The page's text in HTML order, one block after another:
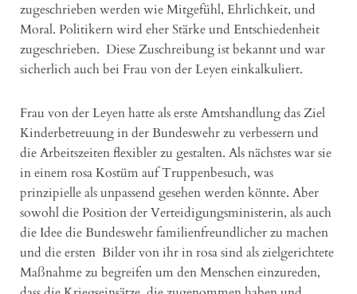
zugeschrieben werden wie Mitgefühl, Ehrlichkeit, und
Moral. Politikern wird eher Stärke und Entschiedenheit
zugeschrieben. Diese Zuschreibung ist bekannt und war
sicherlich auch bei Frau von der Leyen einkalkuliert.
Frau von der Leyen hatte als erste Amtshandlung das Ziel
Kinderbetreuung in der Bundeswehr zu verbessern und
die Arbeitszeiten flexibler zu gestalten. Als nächstes war sie
in einem rosa Kostüm auf Truppenbesuch, was
prinzipielle als unpassend gesehen werden könnte. Aber
sowohl die Position der Verteidigungsministerin, als auch
die Idee die Bundeswehr familienfreundlicher zu machen
und die ersten Bilder von ihr in rosa sind als zielgerichtete
Maßnahme zu begreifen um den Menschen einzureden,